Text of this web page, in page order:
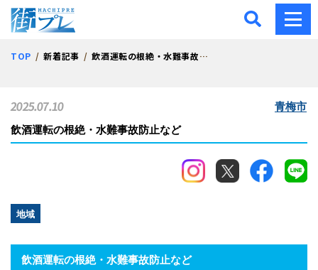
街プレ -東京・西多摩の
TOP 新着記事 飲酒運転の根絶・水難事故防止など
飲酒運転の根絶・水難事故防止など
地域
2025.07.10 青梅市
飲酒運転の根絶・水難事故防止など